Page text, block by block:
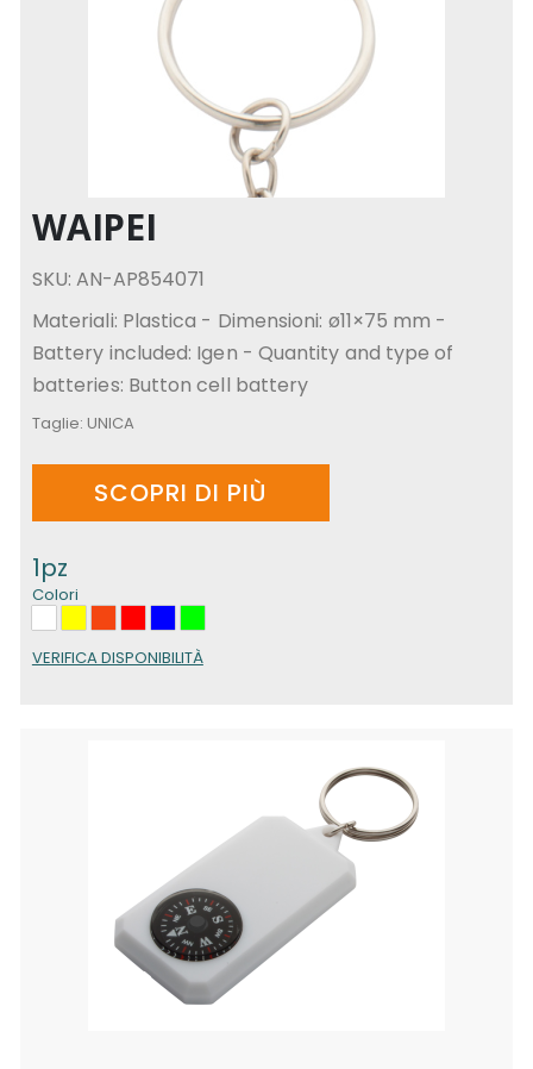
WAIPEI
SKU: AN-AP854071
Materiali: Plastica - Dimensioni: ø11×75 mm -
Battery included: Igen - Quantity and type of
batteries: Button cell battery
Taglie: UNICA
SCOPRI DI PIÙ
1pz
Colori
VERIFICA DISPONIBILITÀ